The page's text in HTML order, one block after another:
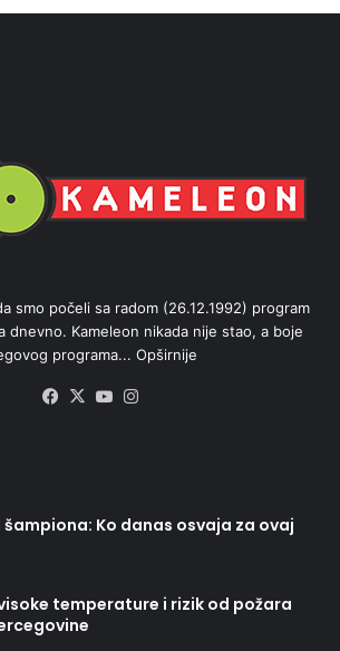
smo počeli sa radom (26.12.1992) program
dnevno. Kameleon nikada nije stao, a boje
programa... Opširnije
Facebook
X YouTube
Ko danas osvaja za ovaj
temperature i rizik od požara